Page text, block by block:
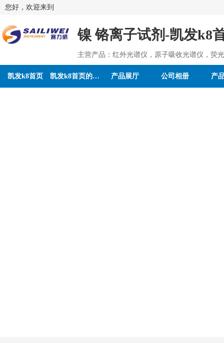
您好，欢迎来到
镍 铬离子试剂-凯发k8
主营产品：红外光谱仪，原子吸收光谱仪，荧
凯发k8首页 凯发k8首页的介绍 产品展厅 公司相册 产